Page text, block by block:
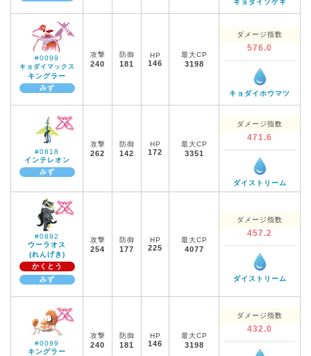
キョダイソゲキ
#0099
キョダイマックス
キングラー
みず
攻撃
240
防御
181
HP
146
最大CP
3198
ダメージ指数
576.0
キョダイホウマツ
#0818
インテレオン
みず
攻撃
262
防御
142
HP
172
最大CP
3351
ダメージ指数
471.6
ダイストリーム
#0892
ウーラオス
(れんげき)
かくとう
みず
攻撃
254
防御
177
HP
225
最大CP
4077
ダメージ指数
457.2
ダイストリーム
#0099
キングラー
攻撃
240
防御
181
HP
146
最大CP
3198
ダメージ指数
432.0